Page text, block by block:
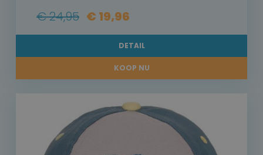
€ 24,95 € 19,96
DETAIL
KOOP NU